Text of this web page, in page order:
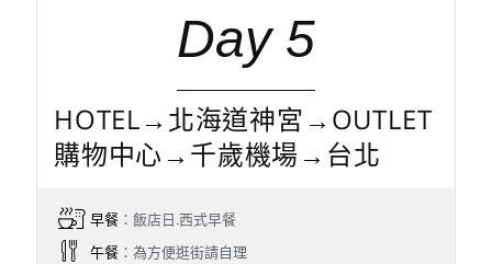
Day 5
HOTEL→北海道神宮→OUTLET
購物中心→千歲機場→台北
早餐：飯店日.西式早餐
午餐：為方便逛街請自理